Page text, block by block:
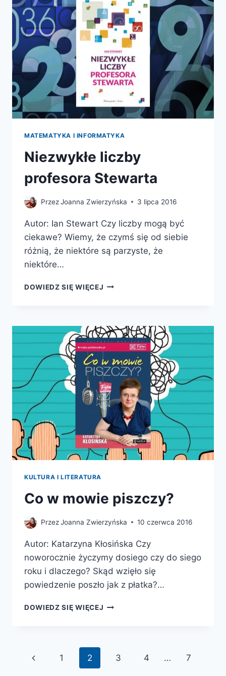
MATEMATYKA I INFORMATYKA
Niezwykłe liczby
profesora Stewarta
PrzezJoanna Zwierzyńska 3 lipca 2016
Autor: Ian Stewart Czy liczby mogą być
ciekawe? Wiemy, że czymś się od siebie
różnią, że niektóre są parzyste, że
niektóre…
DOWIEDZ SIĘ WIĘCEJ NIEZWYKŁE
KULTURA I LITERATURA
Co w mowie piszczy?
PrzezJoanna Zwierzyńska 10 czerwca 2016
Autor: Katarzyna Kłosińska Czy
noworocznie życzymy dosiego czy do siego
roku i dlaczego? Skąd wzięło się
powiedzenie poszło jak z płatka?…
DOWIEDZ SIĘ WIĘCEJ CO
Nawigacja
Poprzednia
1 2 3 4 … 7